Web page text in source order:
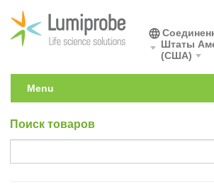
Штаты
(США)
Menu
Поиск товаров